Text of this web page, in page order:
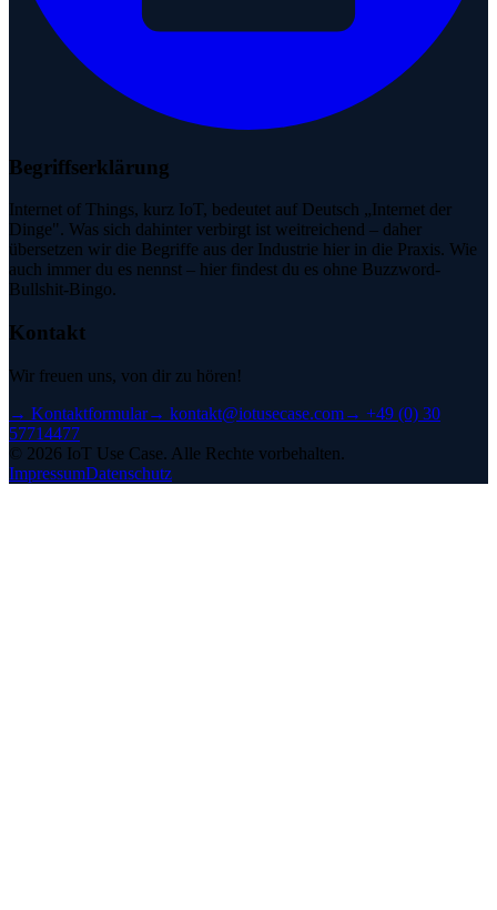
Begriffserklärung
Internet of Things, kurz IoT, bedeutet auf Deutsch „Internet der
Dinge". Was sich dahinter verbirgt ist weitreichend – daher
übersetzen wir die Begriffe aus der Industrie hier in die Praxis. Wie
auch immer du es nennst – hier findest du es ohne Buzzword-
Bullshit-Bingo.
Kontakt
Wir freuen uns, von dir zu hören!
→ Kontaktformular→ kontakt@iotusecase.com→ +49 (0) 30
57714477
© 2026 IoT Use Case. Alle Rechte vorbehalten.
ImpressumDatenschutz